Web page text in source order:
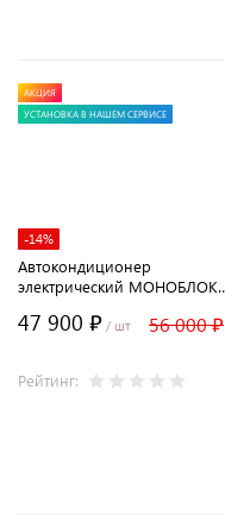
АКЦИЯ
УСТАНОВКА В НАШЕМ СЕРВИСЕ
-14%
Автокондиционер
электрический МОНОБЛОК
47 900 ₽ / шт 56 000 ₽
Рейтинг: